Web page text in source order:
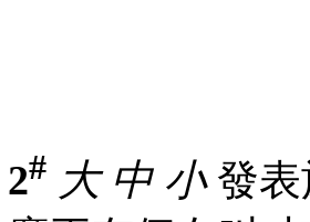
2# 大 中 小發表